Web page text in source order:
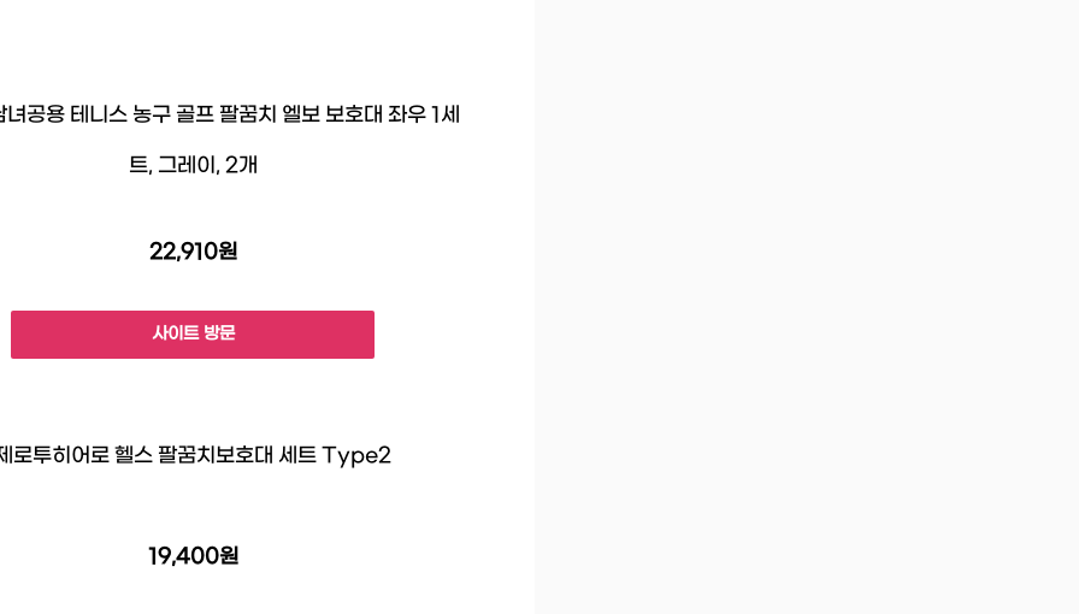
녀공용 테니스 농구 골프 팔꿈치 엘보 보호대 좌우 1세
트, 그레이, 2개
22,910원
사이트 방문
로투히어로 헬스 팔꿈치보호대 세트 Type2
19,400원